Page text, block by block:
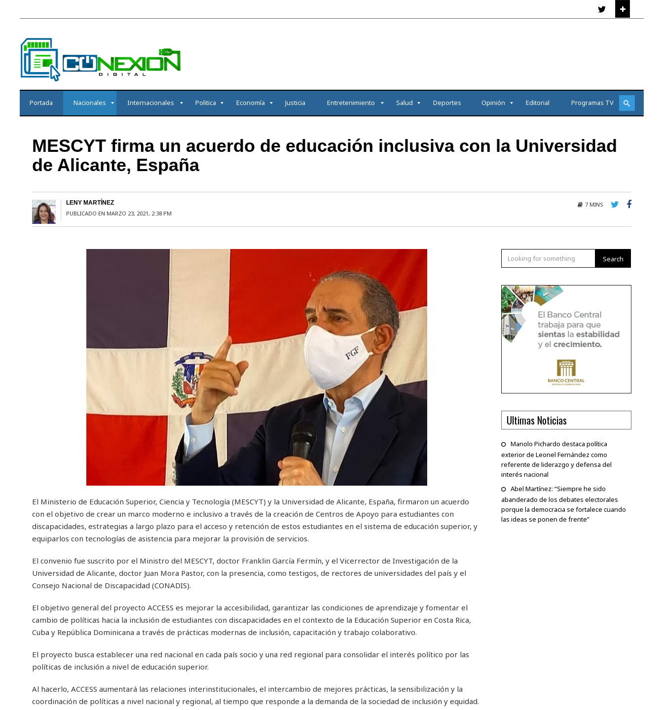
Portada Nacionales Internacionales Politica Economía Justicia Entretenimiento Salud Deportes Opinión Editorial Programas TV
MESCYT firma un acuerdo de educación inclusiva con la Universidad
de Alicante, España
LENY MARTÍNEZ
PUBLICADO EN MARZO 23, 2021, 2:38 PM
7 MINS
El Ministerio de Educación Superior, Ciencia y Tecnología (MESCYT) y la Universidad de Alicante, España, firmaron un acuerdo
con el objetivo de crear un marco moderno e inclusivo a través de la creación de Centros de Apoyo para estudiantes con
discapacidades, estrategias a largo plazo para el acceso y retención de estos estudiantes en el sistema de educación superior, y
equiparlos con tecnologías de asistencia para mejorar la provisión de servicios.
El convenio fue suscrito por el Ministro del MESCYT, doctor Franklin García Fermín, y el Vicerrector de Investigación de la
Universidad de Alicante, doctor Juan Mora Pastor, con la presencia, como testigos, de rectores de universidades del país y el
Consejo Nacional de Discapacidad (CONADIS).
El objetivo general del proyecto ACCESS es mejorar la accesibilidad, garantizar las condiciones de aprendizaje y fomentar el
cambio de políticas hacia la inclusión de estudiantes con discapacidades en el contexto de la Educación Superior en Costa Rica,
Cuba y República Dominicana a través de prácticas modernas de inclusión, capacitación y trabajo colaborativo.
El proyecto busca establecer una red nacional en cada país socio y una red regional para consolidar el interés político por las
políticas de inclusión a nivel de educación superior.
Al hacerlo, ACCESS aumentará las relaciones interinstitucionales, el intercambio de mejores prácticas, la sensibilización y la
coordinación de políticas a nivel nacional y regional, al tiempo que responde a la demanda de la sociedad de inclusión y equidad.
Search
Ultimas Noticias
Manolo Pichardo destaca política
exterior de Leonel Fernández como
referente de liderazgo y defensa del
interés nacional
Abel Martínez: “Siempre he sido
abanderado de los debates electorales
porque la democracia se fortalece cuando
las ideas se ponen de frente”